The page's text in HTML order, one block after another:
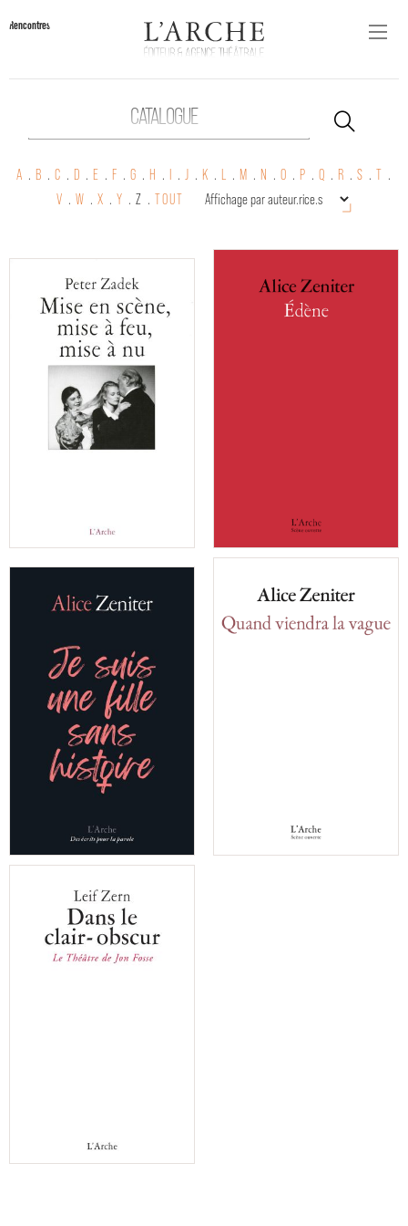
Rencontres
CATALOGUE
A . B . C . D . E . F . G . H . . J . K . . M . N . O . P . Q . R . S . T .
V . W . X . Y . Z . TOUT